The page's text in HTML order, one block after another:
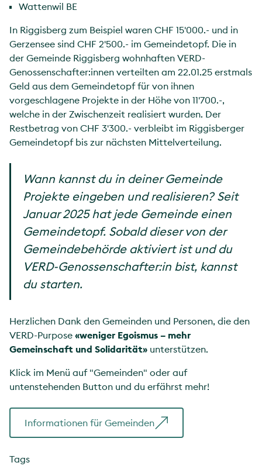
Wattenwil BE
In Riggisberg zum Beispiel waren CHF 15'000.- und in
Gerzensee sind CHF 2'500.- im Gemeindetopf. Die in
der Gemeinde Riggisberg wohnhaften VERD-
Genossenschafter:innen verteilten am 22.01.25 erstmals
Geld aus dem Gemeindetopf für von ihnen
vorgeschlagene Projekte in der Höhe von 11'700.-,
welche in der Zwischenzeit realisiert wurden. Der
Restbetrag von CHF 3'300.- verbleibt im Riggisberger
Gemeindetopf bis zur nächsten Mittelverteilung.
Wann kannst du in deiner Gemeinde
Projekte eingeben und realisieren? Seit
Januar 2025 hat jede Gemeinde einen
Gemeindetopf. Sobald dieser von der
Gemeindebehörde aktiviert ist und du
VERD-Genossenschafter:in bist, kannst
du starten.
Herzlichen Dank den Gemeinden und Personen, die den
VERD-Purpose «weniger Egoismus – mehr
Gemeinschaft und Solidarität» unterstützen.
Klick im Menü auf "Gemeinden" oder auf
untenstehenden Button und du erfährst mehr!
Informationen für Gemeinden
Tags